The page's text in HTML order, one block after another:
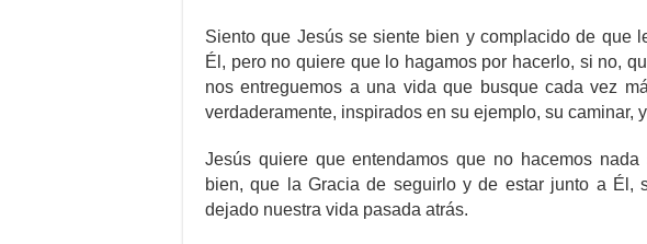
Siento que Jesús se siente bien y complacido de que
Él, pero no quiere que lo hagamos por hacerlo, si no,
nos entreguemos a una vida que busque cada vez
verdaderamente, inspirados en su ejemplo, su caminar,
Jesús quiere que entendamos que no hacemos
bien, que la Gracia de seguirlo y de estar junto a Él,
dejado nuestra vida pasada atrás.